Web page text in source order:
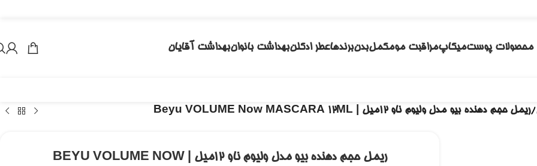
محصولات پوستمیکاپمراقبت مومکملبدنبرندهاعطر ادکلنبهداشت بانوانبهداشت آقایان
/ریمل حجم دهنده بیو مدل ولیوم ناو 12میل | Beyu VOLUME Now MASCARA 12ML
ریمل حجم دهنده بیو مدل ولیوم ناو 12میل | BEYU VOLUME NOW